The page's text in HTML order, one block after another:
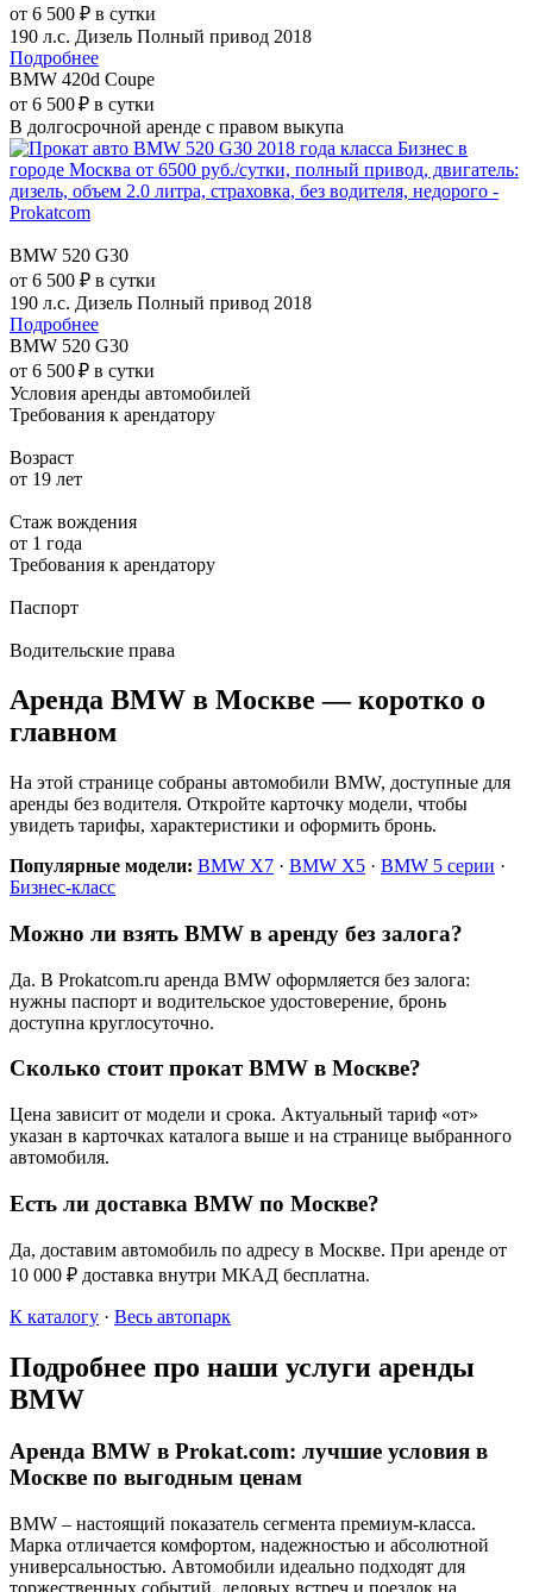
от 6 500 ₽ в сутки
190 л.с. Дизель Полный привод 2018
Подробнее
BMW 420d Coupe
от 6 500 ₽ в сутки
В долгосрочной аренде с правом выкупа
BMW 520 G30
от 6 500 ₽ в сутки
190 л.с. Дизель Полный привод 2018
Подробнее
BMW 520 G30
от 6 500 ₽ в сутки
Условия аренды автомобилей
Требования к арендатору
Возраст
от 19 лет
Стаж вождения
от 1 года
Требования к арендатору
Паспорт
Водительские права
Аренда BMW в Москве — коротко о
главном
На этой странице собраны автомобили BMW, доступные для
аренды без водителя. Откройте карточку модели, чтобы
увидеть тарифы, характеристики и оформить бронь.
Популярные модели: BMW X7 · BMW X5 · BMW 5 серии ·
Бизнес-класс
Можно ли взять BMW в аренду без залога?
Да. В Prokatcom.ru аренда BMW оформляется без залога:
нужны паспорт и водительское удостоверение, бронь
доступна круглосуточно.
Сколько стоит прокат BMW в Москве?
Цена зависит от модели и срока. Актуальный тариф «от»
указан в карточках каталога выше и на странице выбранного
автомобиля.
Есть ли доставка BMW по Москве?
Да, доставим автомобиль по адресу в Москве. При аренде от
10 000 ₽ доставка внутри МКАД бесплатна.
К каталогу · Весь автопарк
Подробнее про наши услуги аренды
BMW
Аренда BMW в Prokat.com: лучшие условия в
Москве по выгодным ценам
BMW – настоящий показатель сегмента премиум-класса.
Марка отличается комфортом, надежностью и абсолютной
универсальностью. Автомобили идеально подходят для